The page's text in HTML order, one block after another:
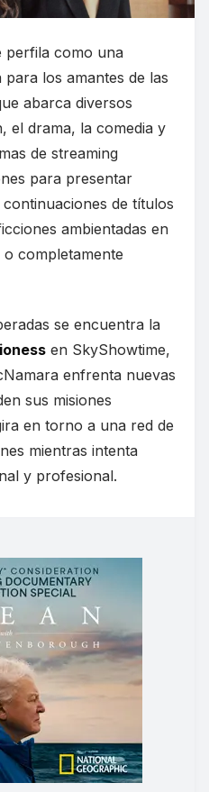
perfila como una
los amantes de las
abarca diversos
el drama, la comedia y
de streaming
para presentar
de títulos
ambientadas en
completamente
se encuentra la
en SkyShowtime,
enfrenta nuevas
sus misiones
en torno a una red de
mientras intenta
y profesional.